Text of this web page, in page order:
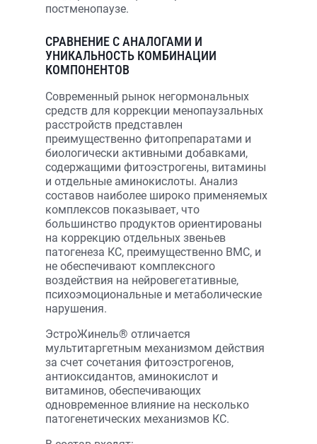
постменопаузе.
СРАВНЕНИЕ С АНАЛОГАМИ И
УНИКАЛЬНОСТЬ КОМБИНАЦИИ
КОМПОНЕНТОВ
Современный рынок негормональных
средств для коррекции менопаузальных
расстройств представлен
преимущественно фитопрепаратами и
биологически активными добавками,
содержащими фитоэстрогены, витамины
и отдельные аминокислоты. Анализ
составов наиболее широко применяемых
комплексов показывает, что
большинство продуктов ориентированы
на коррекцию отдельных звеньев
патогенеза КС, преимущественно ВМС, и
не обеспечивают комплексного
воздействия на нейровегетативные,
психоэмоциональные и метаболические
нарушения.
ЭстроЖинель® отличается
мультитаргетным механизмом действия
за счет сочетания фитоэстрогенов,
антиоксидантов, аминокислот и
витаминов, обеспечивающих
одновременное влияние на несколько
патогенетических механизмов КС.